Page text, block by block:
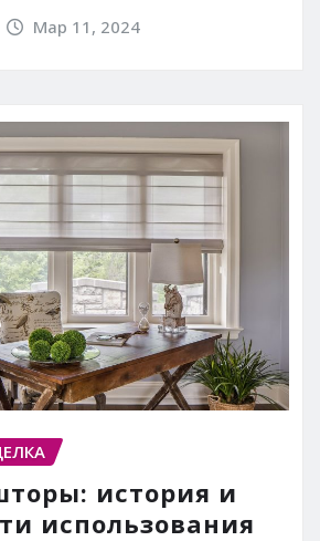
Мар 11, 2024
история и
использования